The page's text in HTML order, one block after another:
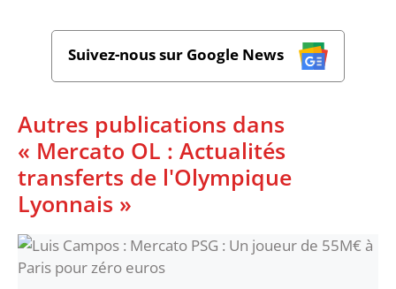
Suivez-nous sur Google News
Autres publications dans
« Mercato OL : Actualités
transferts de l'Olympique
Lyonnais »